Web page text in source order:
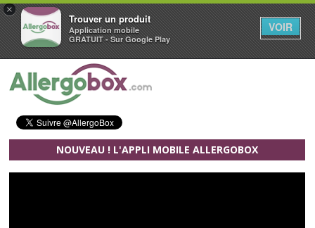
×
Trouver un produit
Application mobile
GRATUIT - Sur Google Play
VOIR
Aller au contenu principal
NOUVEAU ! L'APPLI MOBILE ALLERGOBOX